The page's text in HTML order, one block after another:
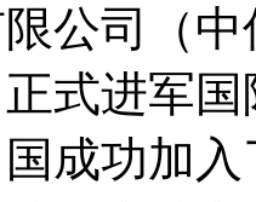
公司（
式进军
成功加